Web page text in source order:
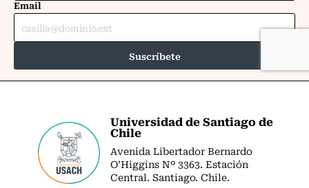
Universidad de Santiago de
Chile
Avenida Libertador Bernardo
O’Higgins Nº 3363. Estación
Central. Santiago. Chile.